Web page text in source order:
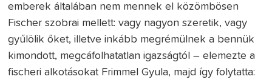
emberek általában nem mennek el közömbösen
Fischer szobrai mellett: vagy nagyon szeretik, vagy
gyűlölik őket, illetve inkább megrémülnek a bennük
kimondott, megcáfolhatatlan igazságtól – elemezte a
fischeri alkotásokat Frimmel Gyula, majd így folytatta: